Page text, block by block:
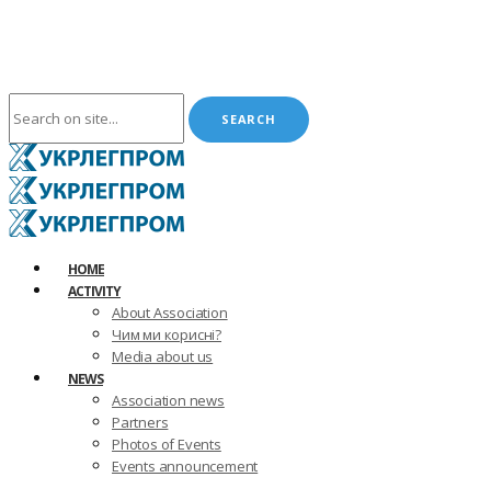
HOME
ACTIVITY
About Association
Чим ми корисні?
Media about us
NEWS
Association news
Partners
Photos of Events
Events announcement